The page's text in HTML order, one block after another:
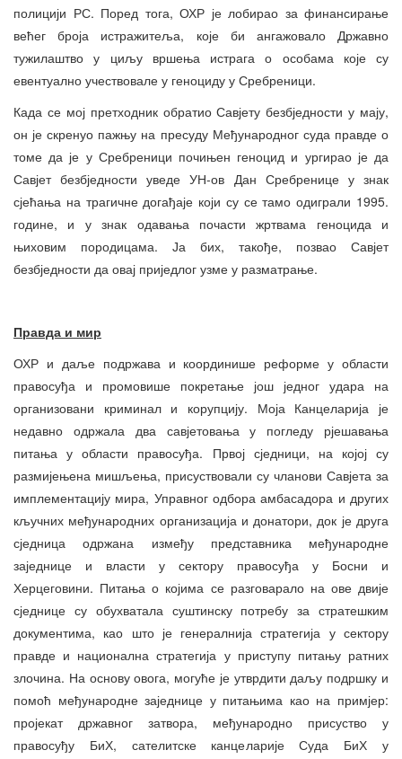
полицији РС. Поред тога, ОХР је лобирао за финансирање
већег броја истражитеља, које би ангажовало Државно
тужилаштво у циљу вршења истрага о особама које су
евентуално учествовале у геноциду у Сребреници.
Када се мој претходник обратио Савјету безбједности у мају,
он је скренуо пажњу на пресуду Међународног суда правде о
томе да је у Сребреници почињен геноцид и ургирао је да
Савјет безбједности уведе УН-ов Дан Сребренице у знак
сјећања на трагичне догађаје који су се тамо одиграли 1995.
године, и у знак одавања почасти жртвама геноцида и
њиховим породицама. Ја бих, такође, позвао Савјет
безбједности да овај приједлог узме у разматрање.
Правда и мир
ОХР и даље подржава и координише реформе у области
правосуђа и промовише покретање још једног удара на
организовани криминал и корупцију. Моја Канцеларија је
недавно одржала два савјетовања у погледу рјешавања
питања у области правосуђа. Првој сједници, на којој су
размијењена мишљења, присуствовали су чланови Савјета за
имплементацију мира, Управног одбора амбасадора и других
кључних међународних организација и донатори, док је друга
сједница одржана између представника међународне
заједнице и власти у сектору правосуђа у Босни и
Херцеговини. Питања о којима се разговарало на ове двије
сједнице су обухватала суштинску потребу за стратешким
документима, као што је генералнија стратегија у сектору
правде и национална стратегија у приступу питању ратних
злочина. На основу овога, могуће је утврдити даљу подршку и
помоћ међународне заједнице у питањима као на примјер:
пројекат државног затвора, међународно присуство у
правосуђу БиХ, сателитске канцеларије Суда БиХ у